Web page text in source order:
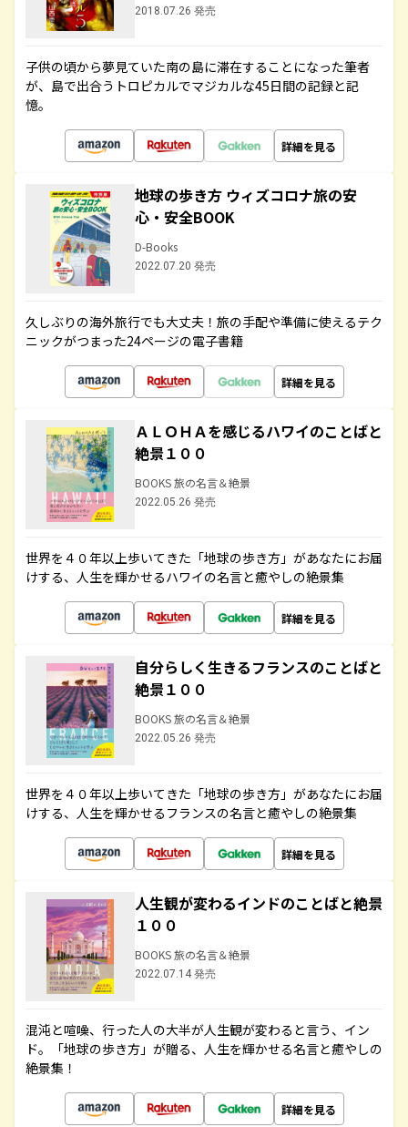
2018.07.26 発売
子供の頃から夢見ていた南の島に滞在することになった筆者
が、島で出合うトロピカルでマジカルな45日間の記録と記
憶。
詳細を見る
地球の歩き方 ウィズコロナ旅の安
心・安全BOOK
D-Books
2022.07.20 発売
久しぶりの海外旅行でも大丈夫！旅の手配や準備に使えるテク
ニックがつまった24ページの電子書籍
詳細を見る
ＡＬＯＨＡを感じるハワイのことばと
絶景１００
BOOKS 旅の名言＆絶景
2022.05.26 発売
世界を４０年以上歩いてきた「地球の歩き方」があなたにお届
けする、人生を輝かせるハワイの名言と癒やしの絶景集
詳細を見る
自分らしく生きるフランスのことばと
絶景１００
BOOKS 旅の名言＆絶景
2022.05.26 発売
世界を４０年以上歩いてきた「地球の歩き方」があなたにお届
けする、人生を輝かせるフランスの名言と癒やしの絶景集
詳細を見る
人生観が変わるインドのことばと絶景
１００
BOOKS 旅の名言＆絶景
2022.07.14 発売
混沌と喧噪、行った人の大半が人生観が変わると言う、イン
ド。「地球の歩き方」が贈る、人生を輝かせる名言と癒やしの
絶景集！
詳細を見る